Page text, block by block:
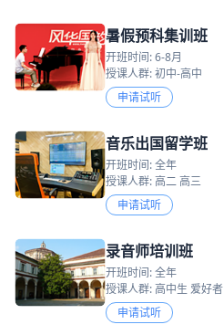
暑假预科集训班
开班时间: 6-8月
授课人群: 初中-高中
申请试听
音乐出国留学班
开班时间: 全年
授课人群: 高二 高三
申请试听
录音师培训班
开班时间: 全年
授课人群: 高中生 爱好者
申请试听